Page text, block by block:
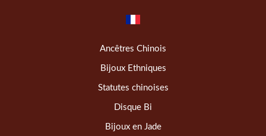
Ancêtres Chinois
Bijoux Ethniques
Statutes chinoises
Disque Bi
Bijoux en Jade